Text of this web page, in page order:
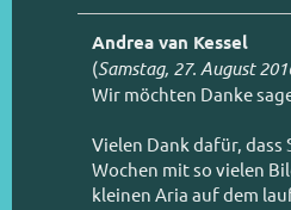
Andrea van Kessel
(Samstag, 27. August
Wir möchten Danke
Vielen Dank dafür, dass
Wochen mit so vielen
kleinen Aria auf dem